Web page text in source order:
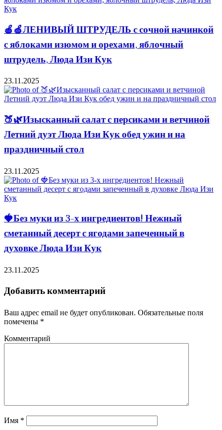
🍎🍏ЛЕНИВЫЙ ШТРУДЕЛЬ с сочной начинкой
с яблоками изюмом и орехами, яблочный
штрудель, Люда Изи Кук
23.11.2025
🍑🌿Изысканный салат с персиками и ветчиной
Летний дуэт Люда Изи Кук обед ужин и на
праздничный стол
23.11.2025
🍓Без муки из 3-х ингредиентов! Нежный
сметанный десерт с ягодами запеченный в
духовке Люда Изи Кук
23.11.2025
Добавить комментарий
Ваш адрес email не будет опубликован. Обязательные поля
помечены *
Комментарий
Имя *